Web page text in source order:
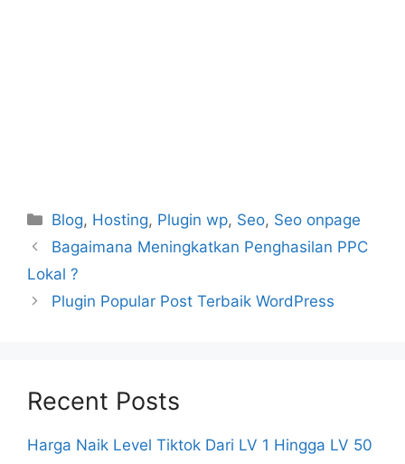
Categories
Blog, Hosting, Plugin wp, Seo, Seo onpage
Bagaimana Meningkatkan Penghasilan PPC
Lokal ?
Plugin Popular Post Terbaik WordPress
Recent Posts
Harga Naik Level Tiktok Dari LV 1 Hingga LV 50